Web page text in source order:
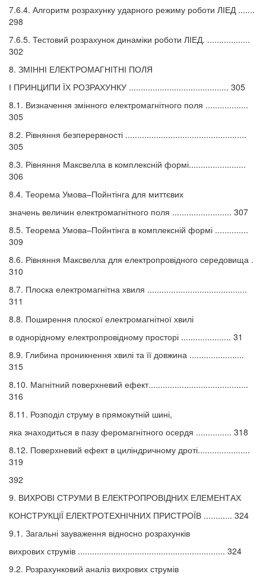
7.6.4. Алгоритм розрахунку ударного режиму роботи ЛІЕД .......
298
7.6.5. Тестовий розрахунок динаміки роботи ЛІЕД. ..................
302
8. ЗМІННІ ЕЛЕКТРОМАГНІТНІ ПОЛЯ
І ПРИНЦИПИ ЇХ РОЗРАХУНКУ .......................................... 305
8.1. Визначення змінного електромагнітного поля ..................
305
8.2. Рівняння безперервності ...................................................
305
8.3. Рівняння Максвелла в комплексній формі........................
306
8.4. Теорема Умова–Пойнтінга для миттєвих
значень величин електромагнітного поля ......................... 307
8.5. Теорема Умова–Пойнтінга в комплексній формі ..............
309
8.6. Рівняння Максвелла для електропровідного середовища .
310
8.7. Плоска електромагнітна хвиля ..........................................
311
8.8. Поширення плоскої електромагнітної хвилі
в однорідному електропровідному просторі ..................... 31
8.9. Глибина проникнення хвилі та її довжина .......................
315
8.10. Магнітний поверхневий ефект..........................................
316
8.11. Розподіл струму в прямокутній шині,
яка знаходиться в пазу феромагнітного осердя ............... 318
8.12. Поверхневий ефект в циліндричному дроті......................
319
392
9. ВИХРОВІ СТРУМИ В ЕЛЕКТРОПРОВІДНИХ ЕЛЕМЕНТАХ
КОНСТРУКЦІЇ ЕЛЕКТРОТЕХНІЧНИХ ПРИСТРОЇВ ............ 324
9.1. Загальні зауваження відносно розрахунків
вихрових струмів .............................................................. 324
9.2. Розрахунковий аналіз вихрових струмів